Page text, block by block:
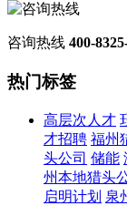
咨询热线 400-
热门标签
高层次人才
才招聘 福州
头公司 储能
州本地猎头
启明计划 泉